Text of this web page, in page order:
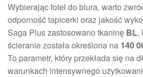
Wybierając fotel do biura, warto
odporność tapicerki oraz jakość
Saga Plus zastosowano tkaninę BL,
ścieranie została określona na 140
To parametr, który przekłada się na
warunkach intensywnego